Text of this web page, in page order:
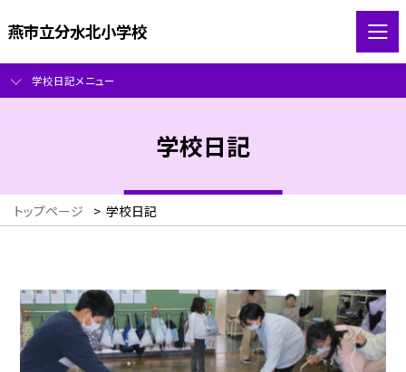
燕市立分水北小学校
学校日記メニュー
学校日記
トップページ > 学校日記